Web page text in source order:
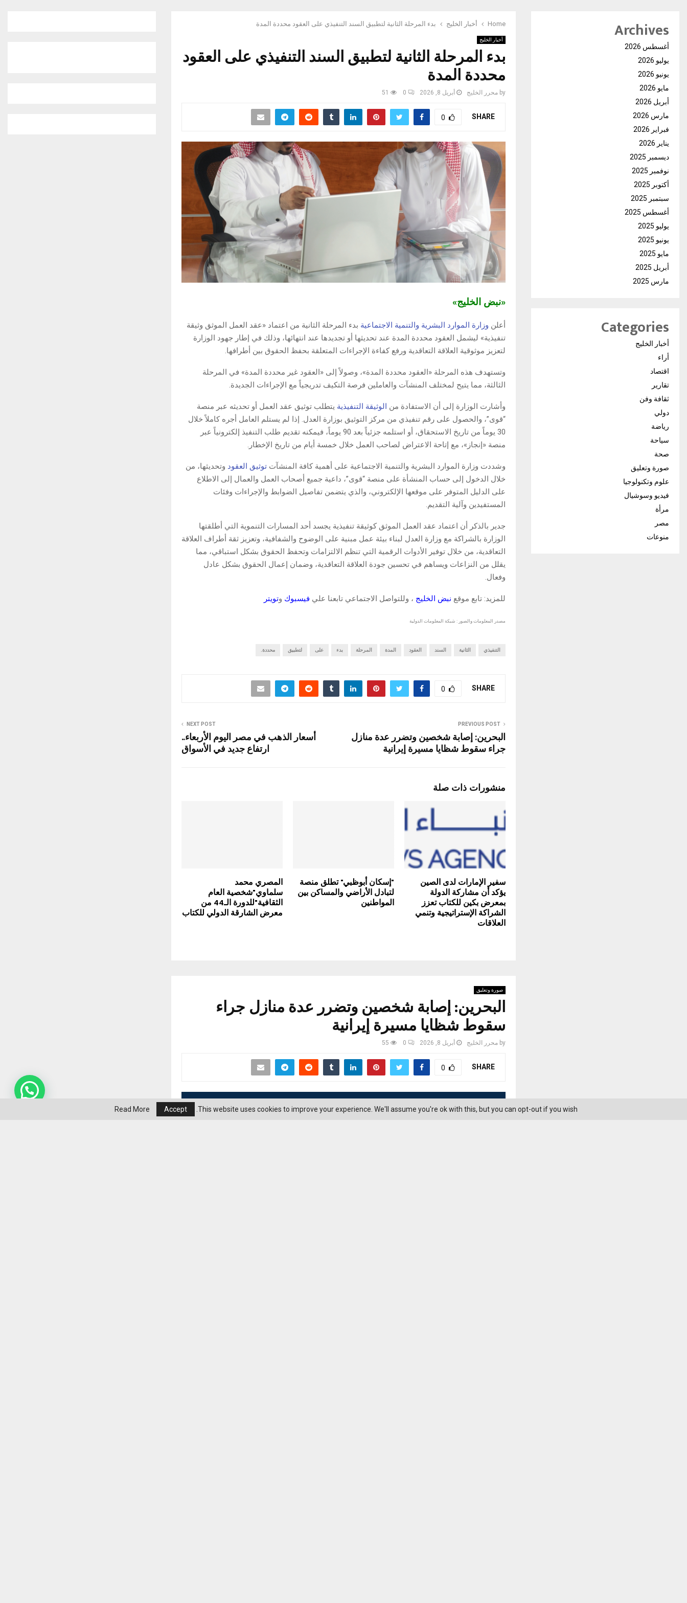
Home أخبار الخليج بدء المرحلة الثانية لتطبيق السند التنفيذي على العقود محددة المدة
أخبار الخليج
بدء المرحلة الثانية لتطبيق السند التنفيذي على العقود
محددة المدة
by محرر الخليج أبريل 8, 2026 0
51
SHARE
0
«نبض الخليج»
أعلن وزارة الموارد البشرية والتنمية الاجتماعية بدء المرحلة الثانية من اعتماد «عقد العمل الموثق وثيقة
تنفيذية» ليشمل العقود محددة المدة عند تحديثها أو تجديدها عند انتهائها، وذلك في إطار جهود الوزارة
لتعزيز موثوقية العلاقة التعاقدية ورفع كفاءة الإجراءات المتعلقة بحفظ الحقوق بين أطرافها.
وتستهدف هذه المرحلة «العقود محددة المدة»، وصولاً إلى «العقود غير محددة المدة» في المرحلة
الثالثة، مما يتيح لمختلف المنشآت والعاملين فرصة التكيف تدريجياً مع الإجراءات الجديدة.
وأشارت الوزارة إلى أن الاستفادة من الوثيقة التنفيذية يتطلب توثيق عقد العمل أو تحديثه عبر منصة
“قوى”، والحصول على رقم تنفيذي من مركز التوثيق بوزارة العدل. إذا لم يستلم العامل أجره كاملاً خلال
30 يوماً من تاريخ الاستحقاق، أو استلمه جزئياً بعد 90 يوماً، فيمكنه تقديم طلب التنفيذ إلكترونياً عبر
منصة «إنجاز»، مع إتاحة الاعتراض لصاحب العمل خلال خمسة أيام من تاريخ الإخطار.
وشددت وزارة الموارد البشرية والتنمية الاجتماعية على أهمية كافة المنشآت توثيق العقود وتحديثها، من
خلال الدخول إلى حساب المنشأة على منصة “قوى”، داعية جميع أصحاب العمل والعمال إلى الاطلاع
على الدليل المتوفر على موقعها الإلكتروني، والذي يتضمن تفاصيل الضوابط والإجراءات وفئات
المستفيدين وآلية التقديم.
جدير بالذكر أن اعتماد عقد العمل الموثق كوثيقة تنفيذية يجسد أحد المسارات التنموية التي أطلقتها
الوزارة بالشراكة مع وزارة العدل لبناء بيئة عمل مبنية على الوضوح والشفافية، وتعزيز ثقة أطراف العلاقة
التعاقدية، من خلال توفير الأدوات الرقمية التي تنظم الالتزامات وتحفظ الحقوق بشكل استباقي، مما
يقلل من النزاعات ويساهم في تحسين جودة العلاقة التعاقدية، وضمان إعمال الحقوق بشكل عادل
وفعال.
للمزيد: تابع موقع نبض الخليج ، وللتواصل الاجتماعي تابعنا علي فيسبوك وتويتر
مصدر المعلومات والصور : شبكة المعلومات الدولية
التنفيذي الثانية السند العقود المدة المرحلة بدء على لتطبيق محددة.
SHARE
0
PREVIOUS POST
البحرين: إصابة شخصين وتضرر عدة منازل
جراء سقوط شظايا مسيرة إيرانية
NEXT POST
أسعار الذهب في مصر اليوم الأربعاء..
ارتفاع جديد في الأسواق
منشورات ذات صلة
سفير الإمارات لدى الصين
يؤكد أن مشاركة الدولة
بمعرض بكين للكتاب تعزز
الشراكة الإستراتيجية وتنمي
العلاقات
"إسكان أبوظبي" تطلق منصة
لتبادل الأراضي والمساكن بين
المواطنين
المصري محمد
سلماوي"شخصية العام
الثقافية"للدورة الـ44 من
معرض الشارقة الدولي للكتاب
صورة وتعليق
البحرين: إصابة شخصين وتضرر عدة منازل جراء
سقوط شظايا مسيرة إيرانية
by محرر الخليج أبريل 8, 2026 0
55
SHARE
0
Archives
أغسطس 2026
يوليو 2026
يونيو 2026
مايو 2026
أبريل 2026
مارس 2026
فبراير 2026
يناير 2026
ديسمبر 2025
نوفمبر 2025
أكتوبر 2025
سبتمبر 2025
أغسطس 2025
يوليو 2025
يونيو 2025
مايو 2025
أبريل 2025
مارس 2025
Categories
أخبار الخليج
أراء
اقتصاد
تقارير
ثقافة وفن
دولي
رياضة
سياحة
صحة
صورة وتعليق
علوم وتكنولوجيا
فيديو وسوشيال
مرأة
مصر
منوعات
This website uses cookies to improve your experience. We'll assume you're ok with this, but you can opt-out if you wish.
Accept
Read More